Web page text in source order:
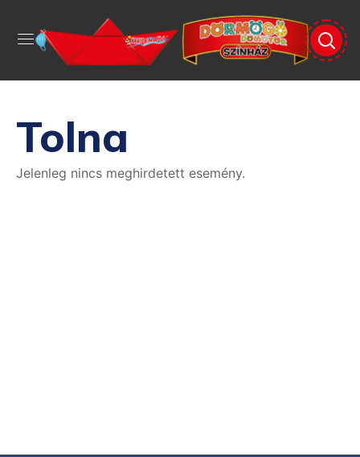
Tolna
Jelenleg nincs meghirdetett esemény.